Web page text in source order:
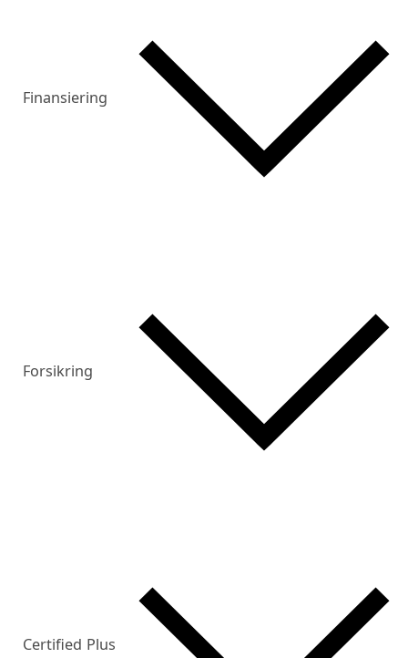
Finansiering
Forsikring
Certified Plus